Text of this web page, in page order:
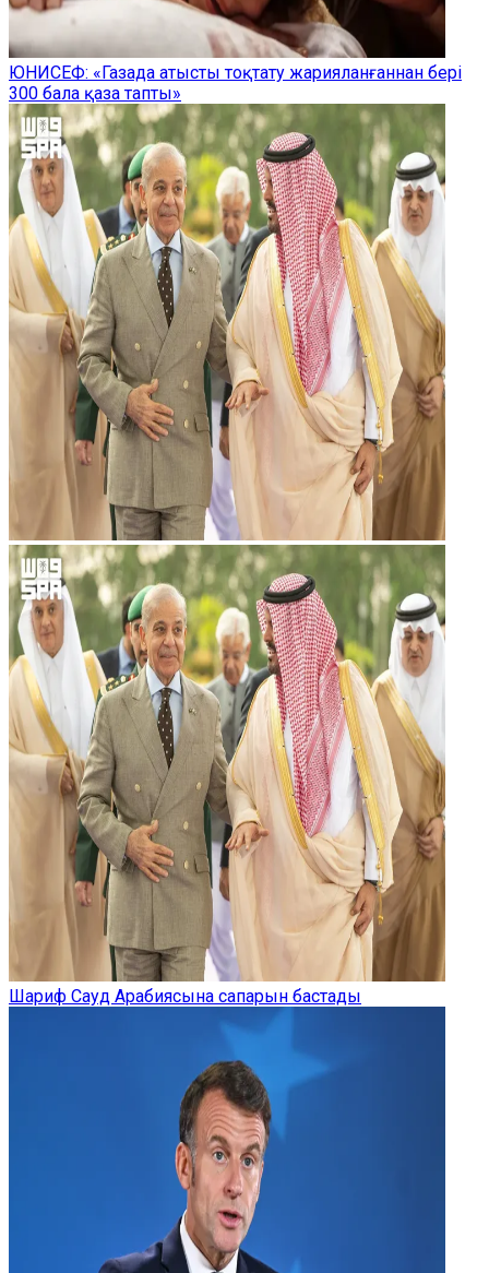
ЮНИСЕФ: «Газада атысты тоқтату жарияланғаннан бері
300 бала қаза тапты»
Шариф Сауд Арабиясына сапарын бастады